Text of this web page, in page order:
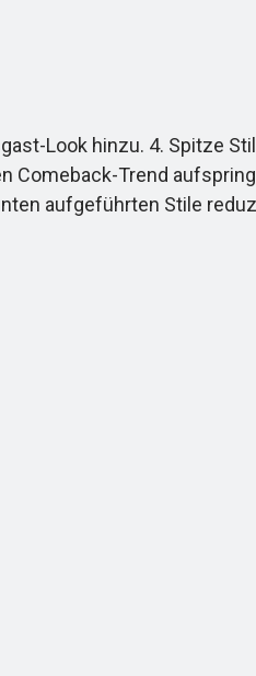
Look hinzu. 4. Spitze
Comeback-Trend
aufgeführten Stile